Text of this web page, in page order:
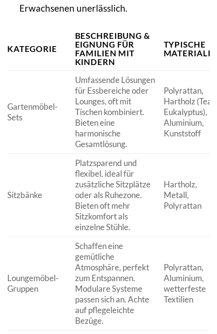
Erwachsenen unerlässlich.
KATEGORIE
BESCHREIBUNG &
EIGNUNG FÜR
FAMILIEN MIT
KINDERN
TYPISCHE
Gartenmöbel-
Sets
Umfassende Lösungen
für Essbereiche oder
Lounges, oft mit
Tischen kombiniert.
Bieten eine
harmonische
Gesamtlösung.
Polyrattan,
Hartholz
Eukalyptus),
Aluminium,
Kunststoff
Sitzbänke
Platzsparend und
flexibel, ideal für
zusätzliche Sitzplätze
oder als Ruhezone.
Bieten oft mehr
Sitzkomfort als
einzelne Stühle.
Hartholz,
Metall,
Polyrattan
Loungemöbel-
Gruppen
Schaffen eine
gemütliche
Atmosphäre, perfekt
zum Entspannen.
Modulare Systeme
passen sich an. Achte
auf pflegeleichte
Bezüge.
Polyrattan,
Aluminium,
wetterfeste
Textilien